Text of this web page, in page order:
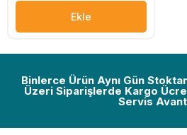
Ekle
Binlerce Ürün Aynı Gün
Üzeri Siparişlerde Kargo
Servis